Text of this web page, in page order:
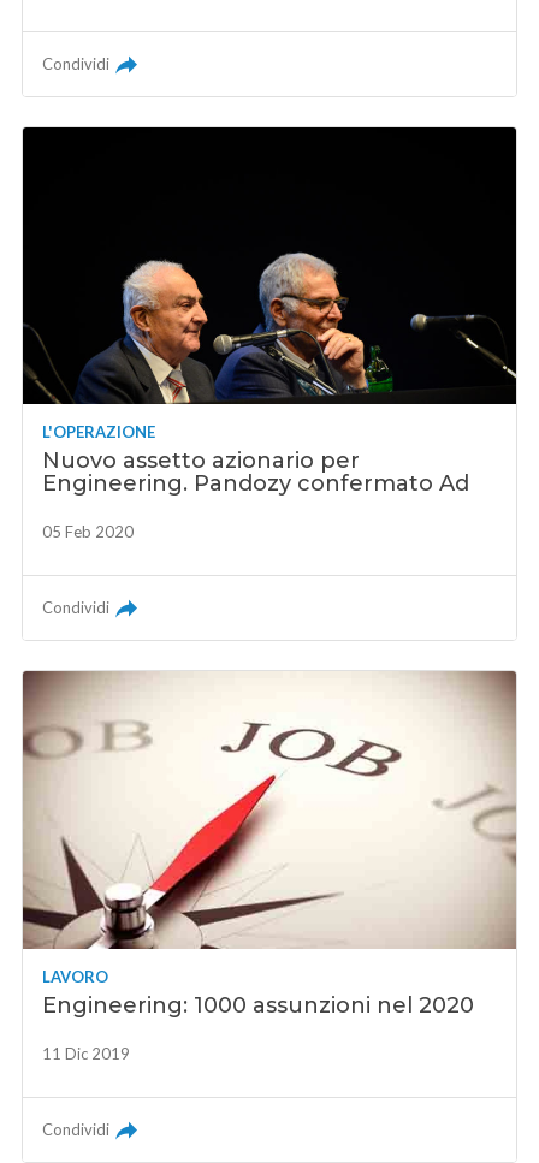
Condividi
L'OPERAZIONE
Nuovo assetto azionario per
Engineering. Pandozy confermato Ad
05 Feb 2020
Condividi
LAVORO
Engineering: 1000 assunzioni nel 2020
11 Dic 2019
Condividi